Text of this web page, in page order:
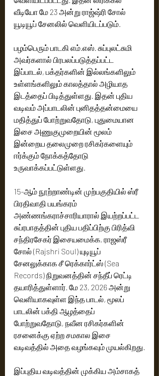
வீடியோ மே 23 அன்று ராஜ்ஷ்ரி சோல்
யூடியூப் சேனலில் வெளியிடப்படும்.
பழம்பெரும் பாடகி எம்.எஸ். சுப்புலட்சுமி
அவர்களால் பிரபலப்படுத்தப்பட்ட
இப்பாடல், பக்தர்களின் இல்லங்களிலும்
உள்ளங்களிலும் காலத்தால் அழியாத
இடத்தைப் பிடித்துள்ளது. இதன் புதிய
வடிவம் அப்பாடலின் புனிதத்தன்மையை
மதித்துப் போற்றுவதோடு, புதுமையான
இசை அணுகுமுறையின் மூலம்
இன்றைய தலைமுறை ரசிகர்களையும்
ஈர்க்கும் நோக்கத்தோடு
உருவாக்கப்பட்டுள்ளது.
15-ஆம் நூற்றாண்டின் முற்பகுதியில் ஸ்ரீ
பிரதிவாதி பயங்கரம்
அண்ணங்கராச்சாரியாரால் இயற்றப்பட்ட
சுப்ரபாதத்தின் புதிய பதிப்பிற்கு பிரித்வி
சந்திரசேகர் இசையமைக்க, ராஜஸ்ரீ
சோல் (Rajshri Soul) யுடியூப்
சேனலுக்காக சீ ரெக்கார்ட்ஸ் (Sea
Records) நிறுவனத்தின் சந்தீப் ரெட்டி
தயாரித்துள்ளார். மே 23, 2026 அன்று
வெளியாகவுள்ள இந்த பாடல், மூலப்
பாடலின் பக்தி ஆழத்தைப்
போற்றுவதோடு, நவீன ரசிகர்களின்
ரசனைக்கு ஏற்ற சமகால இசை
வடிவத்தில் அதை வழங்கவும் முயல்கிறது.
இப்புதிய வடிவத்தின் முக்கிய அம்சாகத்